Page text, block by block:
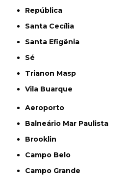
República
Santa Cecília
Santa Efigênia
Sé
Trianon Masp
Vila Buarque
Aeroporto
Balneário Mar Paulista
Brooklin
Campo Belo
Campo Grande